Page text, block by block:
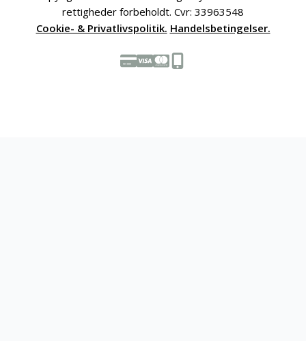
rettigheder forbeholdt. Cvr: 33963548
Cookie- & Privatlivspolitik. Handelsbetingelser.